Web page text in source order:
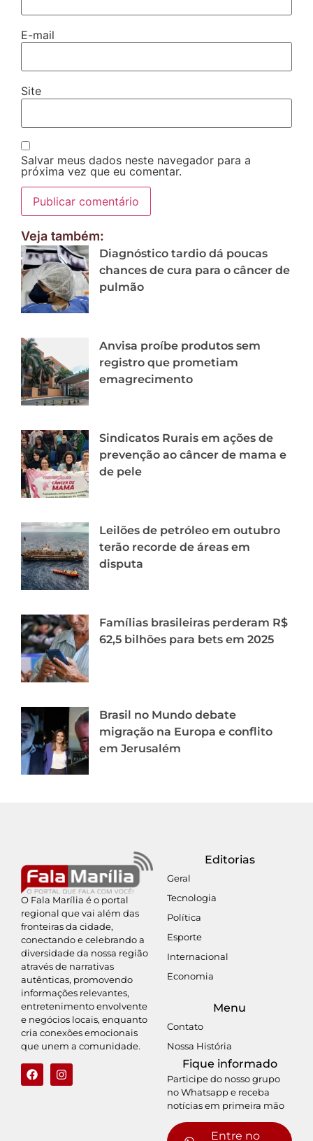
E-mail
Site
Salvar meus dados neste navegador para a
próxima vez que eu comentar.
Veja também:
Diagnóstico tardio dá poucas
chances de cura para o câncer de
pulmão
Anvisa proíbe produtos sem
registro que prometiam
emagrecimento
Sindicatos Rurais em ações de
prevenção ao câncer de mama e
de pele
Leilões de petróleo em outubro
terão recorde de áreas em
disputa
Famílias brasileiras perderam R$
62,5 bilhões para bets em 2025
Brasil no Mundo debate
migração na Europa e conflito
em Jerusalém
O Fala Marília é o portal
regional que vai além das
fronteiras da cidade,
conectando e celebrando a
diversidade da nossa região
através de narrativas
autênticas, promovendo
informações relevantes,
entretenimento envolvente
e negócios locais, enquanto
cria conexões emocionais
que unem a comunidade.
Editorias
Geral
Tecnologia
Política
Esporte
Internacional
Economia
Menu
Contato
Nossa História
Fique informado
Participe do nosso grupo
no Whatsapp e receba
notícias em primeira mão
Entre no